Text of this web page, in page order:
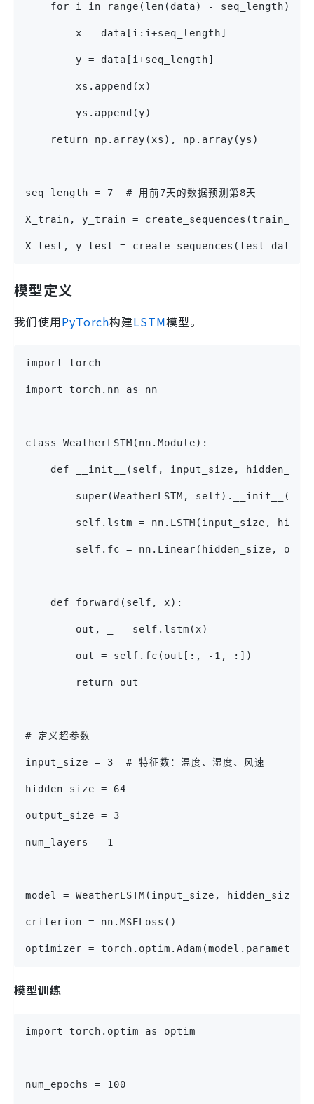
    for i in range(len(data) - seq_length):
        x = data[i:i+seq_length]
        y = data[i+seq_length]
        xs.append(x)
        ys.append(y)
    return np.array(xs), np.array(ys)
seq_length = 7  # 用前7天的数据预测第8天
X_train, y_train =
X_test, y_test = create_sequences(test_data,
模型定义
我们使用PyTorch构建LSTM模型。
import torch
import torch.nn as nn
class WeatherLSTM(nn.Module):
def __init__(self, input_size,
        super(WeatherLSTM, self).__init__()
self.lstm = nn.LSTM(input_size,
self.fc = nn.Linear(hidden_size,
    def forward(self, x):
        out, _ = self.lstm(x)
        out = self.fc(out[:, -1, :])
        return out
# 定义超参数
input_size = 3  # 特征数：温度、湿度、风速
hidden_size = 64
output_size = 3
num_layers = 1
model = WeatherLSTM(input_size, hidden_size,
criterion = nn.MSELoss()
optimizer =
模型训练
import torch.optim as optim
num_epochs = 100